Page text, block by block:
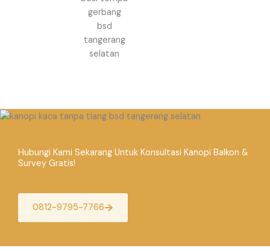
Hubungi Kami Sekarang Untuk Konsultasi Kanopi Balkon &
Survey Gratis!
0812-9795-7766